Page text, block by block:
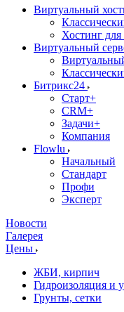
Виртуальный
Хостинг
Виртуальный
Битрикс24
Старт+
CRM+
Задачи+
Компания
Flowlu
Начальный
Стандарт
Профи
Эксперт
Новости
Галерея
Цены
ЖБИ, кирпич
Гидроизоляция и
Грунты, сетки